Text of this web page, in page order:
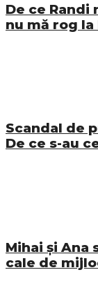
De ce Randi
nu mă rog la
Scandal de
De ce s-au
Mihai și Ana
cale de